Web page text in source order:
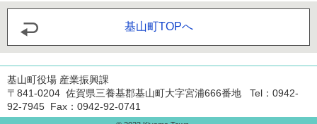
基山町TOPへ
基山町役場 産業振興課
〒841-0204 佐賀県三養基郡基山町大字宮浦666番地 Tel：0942-
92-7945 Fax：0942-92-0741